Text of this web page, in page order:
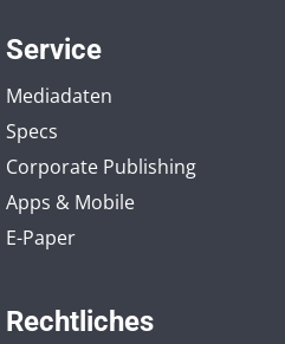
Service
Mediadaten
Specs
Corporate Publishing
Apps & Mobile
E-Paper
Rechtliches